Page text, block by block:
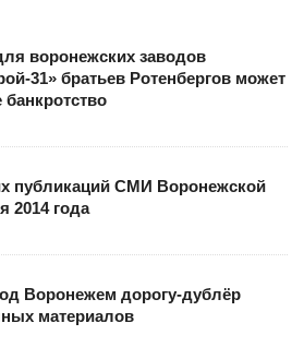
воронежских заводов
31» братьев Ротенбергов может
публикаций СМИ Воронежской
2014 года
Воронежем дорогу-дублёр
материалов